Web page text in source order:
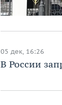
05 дек, 16:26
В России